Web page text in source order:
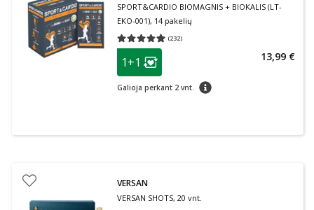
SPORT&CARDIO BIOMAGNIS + BIOKALIS (LT-
EKO-001), 14 pakelių
(232)
Vidutinis įvertinimas 4.93
patarimas
Lojalumo klubo narių nuolaida
1+1
Galioja perkant 2 vnt. patarimas
13,99 €
VERSAN
VERSAN SHOTS, 20 vnt.